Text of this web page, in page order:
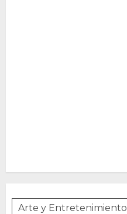
Arte y Entretenimiento